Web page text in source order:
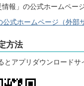
報」の公式ホームペー
公式ホームページ（外部
方法
アプリダウンロードサ